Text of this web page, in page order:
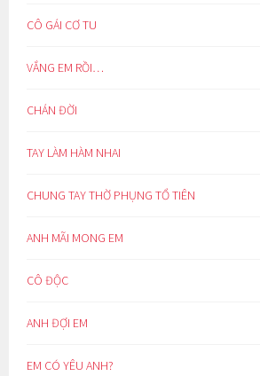
CÔ GÁI CƠ TU
VẮNG EM RỒI…
CHÁN ĐỜI
TAY LÀM HÀM NHAI
CHUNG TAY THỜ PHỤNG TỔ TIÊN
ANH MÃI MONG EM
CÔ ĐỘC
ANH ĐỢI EM
EM CÓ YÊU ANH?